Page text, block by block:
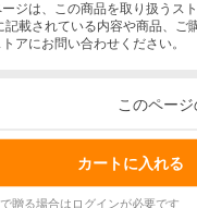
ージは、この商品を取り扱うス
記載されている内容や商品、ご
アにお問い合わせください。
このペー
カートに入れる
贈る場合はログインが必要です